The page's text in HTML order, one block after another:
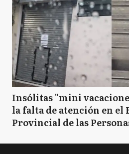
Insólitas "mini
la falta de atención en el
Provincial de las